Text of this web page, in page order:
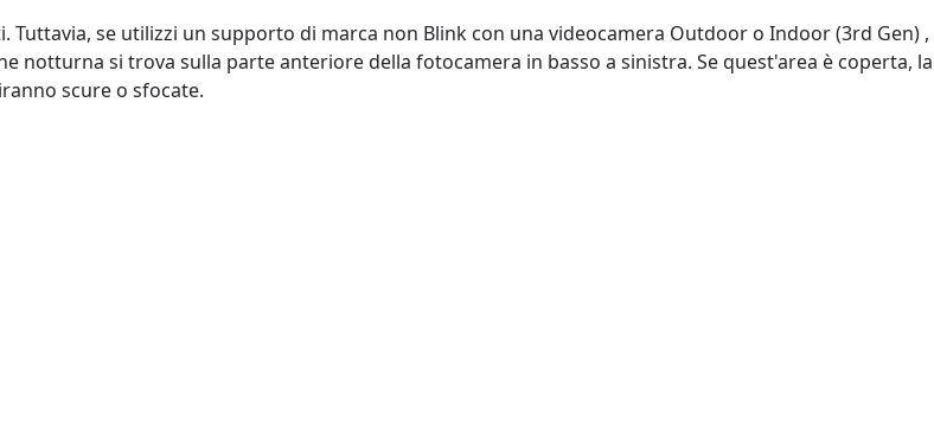
se utilizzi un supporto di marca non Blink con una videocamera Outdoor o Indoor (3rd Gen) ,
notturna si trova sulla parte anteriore della fotocamera in basso a sinistra. Se quest'area è coperta, la
scure o sfocate.